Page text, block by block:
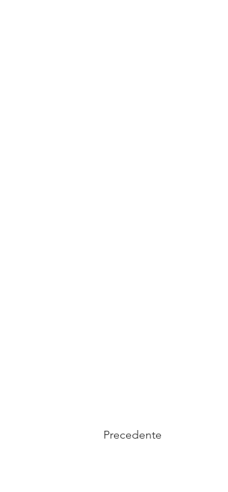
Precedente